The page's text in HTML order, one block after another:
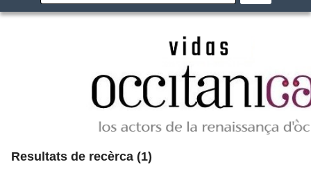
Resultats de recèrca (1)